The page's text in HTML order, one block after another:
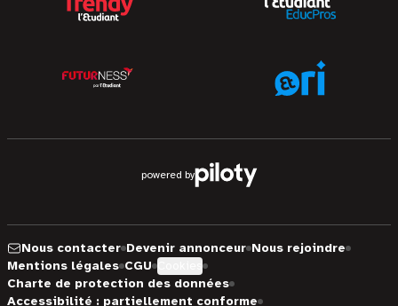
powered by
Nous contacter Devenir annonceur Nous rejoindre
Mentions légales CGU
Charte de protection des données
Accessibilité : partiellement conforme